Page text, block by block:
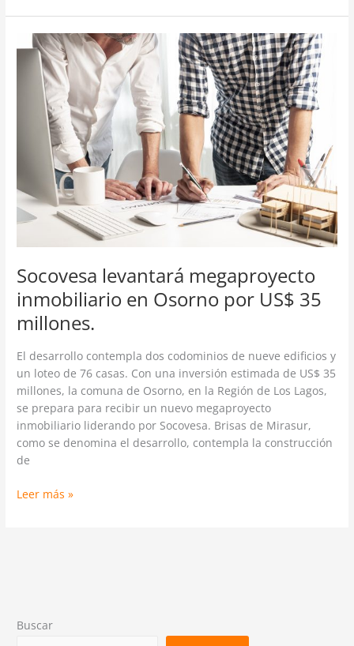
Socovesa levantará megaproyecto
inmobiliario en Osorno por US$ 35
millones.
El desarrollo contempla dos codominios de nueve edificios y
un loteo de 76 casas. Con una inversión estimada de US$ 35
millones, la comuna de Osorno, en la Región de Los Lagos,
se prepara para recibir un nuevo megaproyecto
inmobiliario liderando por Socovesa. Brisas de Mirasur,
como se denomina el desarrollo, contempla la construcción
de
Socovesa
levantará
megaproyecto
inmobiliario
Osorno
millones.
Leer más »
Buscar